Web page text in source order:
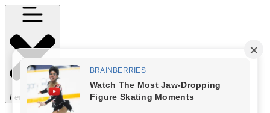
Fechar Menu